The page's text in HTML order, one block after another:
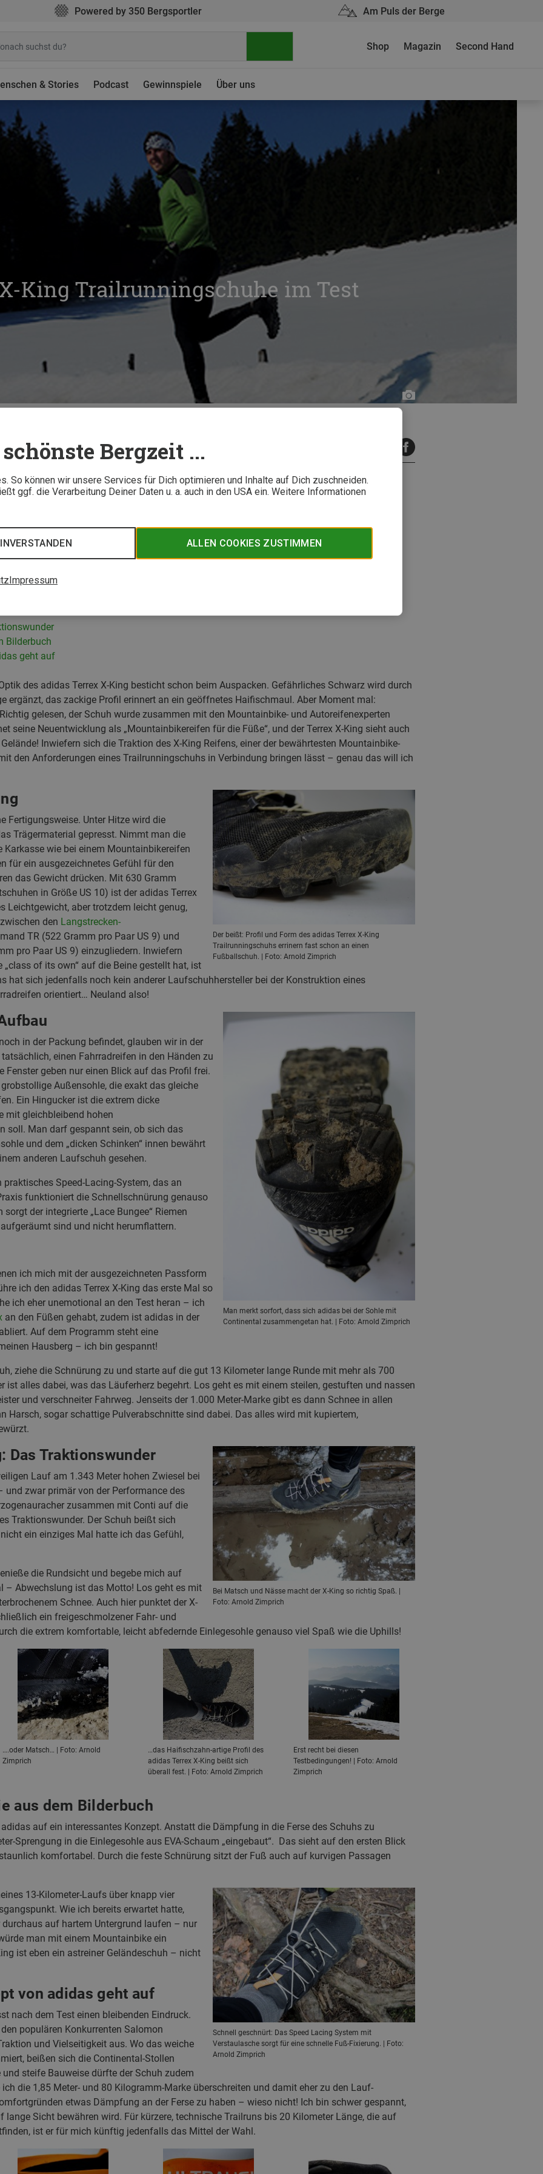
Bergzeit ...
So können wir unsere Services für Dich optimieren und Inhalte auf Dich zuschneiden.
ggf. die Verarbeitung Deiner Daten u. a. auch in den USA ein. Weitere Informationen
ALLEN COOKIES ZUSTIMMEN
Impressum
Powered by 350 Bergsportler Am Puls der Berge
& Stories Podcast Gewinnspiele Über uns
Shop Magazin Second Hand
King Trailrunningschuhe im Test
Arnold
Zimprich
X-King Trailrunningschuh weit aus dem Fenster. Bergzeit Magazin-Redakteur Arnold
der zusammen mit Continental entwickelte Schuh, was das Profil verspricht?
Bilderbuch
geht auf
des adidas Terrex X-King besticht schon beim Auspacken. Gefährliches Schwarz wird durch
ergänzt, das zackige Profil erinnert an ein geöffnetes Haifischmaul. Aber Moment mal:
gelesen, der Schuh wurde zusammen mit den Mountainbike- und Autoreifenexperten
seine Neuentwicklung als „Mountainbikereifen für die Füße“, und der Terrex X-King sieht auch
Inwiefern sich die Traktion des X-King Reifens, einer der bewährtesten Mountainbike-
den Anforderungen eines Trailrunningschuhs in Verbindung bringen lässt – genau das will ich
Der beißt: Profil und Form des adidas Terrex X-King
Trailrunningschuhs errinern fast schon an einen
Fußballschuh. | Foto: Arnold Zimprich
Fertigungsweise. Unter Hitze wird die
Trägermaterial gepresst. Nimmt man die
Karkasse wie bei einem Mountainbikereifen
für ein ausgezeichnetes Gefühl für den
das Gewicht drücken. Mit 630 Gramm
in Größe US 10) ist der adidas Terrex
Leichtgewicht, aber trotzdem leicht genug,
den Langstrecken-
TR (522 Gramm pro Paar US 9) und
pro Paar US 9) einzugliedern. Inwiefern
„class of its own“ auf die Beine gestellt hat, ist
hat sich jedenfalls noch kein anderer Laufschuhhersteller bei der Konstruktion eines
orientiert… Neuland also!
Man merkt sorfort, dass sich adidas bei der Sohle mit
Continental zusammengetan hat. | Foto: Arnold Zimprich
in der Packung befindet, glauben wir in der
einen Fahrradreifen in den Händen zu
Fenster geben nur einen Blick auf das Profil frei.
Außensohle, die exakt das gleiche
Ein Hingucker ist die extrem dicke
mit gleichbleibend hohen
soll. Man darf gespannt sein, ob sich das
und dem „dicken Schinken“ innen bewährt
anderen Laufschuh gesehen.
Speed-Lacing-System, das an
funktioniert die Schnellschnürung genauso
der integrierte „Lace Bungee“ Riemen
sind und nicht herumflattern.
ich mich mit der ausgezeichneten Passform
ich den adidas Terrex X-King das erste Mal so
ich eher unemotional an den Test heran – ich
an den Füßen gehabt, zudem ist adidas in der
Auf dem Programm steht eine
Hausberg – ich bin gespannt!
ziehe die Schnürung zu und starte auf die gut 13 Kilometer lange Runde mit mehr als 700
ist alles dabei, was das Läuferherz begehrt. Los geht es mit einem steilen, gestuften und nassen
und verschneiter Fahrweg. Jenseits der 1.000 Meter-Marke gibt es dann Schnee in allen
Harsch, sogar schattige Pulverabschnitte sind dabei. Das alles wird mit kupiertem,
Bei Matsch und Nässe macht der X-King so richtig Spaß. |
Foto: Arnold Zimprich
Das Traktionswunder
Lauf am 1.343 Meter hohen Zwiesel bei
zwar primär von der Performance des
zusammen mit Conti auf die
Traktionswunder. Der Schuh beißt sich
ein einziges Mal hatte ich das Gefühl,
die Rundsicht und begebe mich auf
– Abwechslung ist das Motto! Los geht es mit
Schnee. Auch hier punktet der X-
ein freigeschmolzener Fahr- und
die extrem komfortable, leicht abfedernde Einlegesohle genauso viel Spaß wie die Uphills!
….oder Matsch… | Foto: Arnold
Zimprich
…das Haifischzahn-artige Profil des
adidas Terrex X-King beißt sich
überall fest. | Foto: Arnold Zimprich
Erst recht bei diesen
Testbedingungen! | Foto: Arnold
Zimprich
aus dem Bilderbuch
auf ein interessantes Konzept. Anstatt die Dämpfung in die Ferse des Schuhs zu
Sprengung in die Einlegesohle aus EVA-Schaum „eingebaut“. Das sieht auf den ersten Blick
komfortabel. Durch die feste Schnürung sitzt der Fuß auch auf kurvigen Passagen
Schnell geschnürt: Das Speed Lacing System mit
Verstaulasche sorgt für eine schnelle Fuß-Fixierung. | Foto:
Arnold Zimprich
13-Kilometer-Laufs über knapp vier
Wie ich bereits erwartet hatte,
auf hartem Untergrund laufen – nur
man mit einem Mountainbike ein
ist eben ein astreiner Geländeschuh – nicht
von adidas geht auf
nach dem Test einen bleibenden Eindruck.
populären Konkurrenten Salomon
und Vielseitigkeit aus. Wo das weiche
beißen sich die Continental-Stollen
steife Bauweise dürfte der Schuh zudem
die 1,85 Meter- und 80 Kilogramm-Marke überschreiten und damit eher zu den Lauf-
etwas Dämpfung an der Ferse zu haben – wieso nicht! Ich bin schwer gespannt,
Sicht bewähren wird. Für kürzere, technische Trailruns bis 20 Kilometer Länge, die auf
ist er für mich künftig jedenfalls das Mittel der Wahl.